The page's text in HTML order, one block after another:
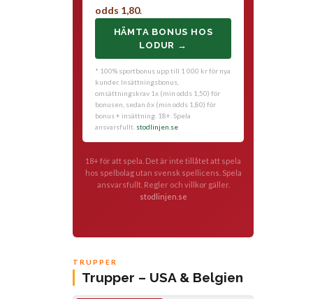
odds 1,80.
HÄMTA BONUS HOS
LODUR →
* 100% sportbonus upp till 1 000 kr för nya
kunder. Insättningsbonus,
omsättningskrav 1x (min odds 1,50) för
bonusen, sedan 6x (min odds 1,80) för
bonus + insättning. 18+. Spela
ansvarsfullt. stodlinjen.se
18+ för att spela. Det är inte tillåtet att spela
hos spelbolag utan svensk spellicens. Spela
ansvarsfullt. Regler och villkor gäller.
stodlinjen.se
TRUPPER
Trupper – USA & Belgien